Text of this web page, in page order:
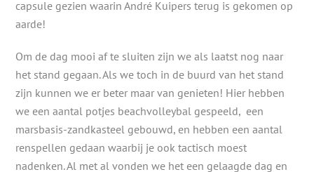
capsule gezien waarin André Kuipers terug is gekomen op
aarde!
Om de dag mooi af te sluiten zijn we als laatst nog naar
het stand gegaan. Als we toch in de buurd van het stand
zijn kunnen we er beter maar van genieten! Hier hebben
we een aantal potjes beachvolleybal gespeeld, een
marsbasis-zandkasteel gebouwd, en hebben een aantal
renspellen gedaan waarbij je ook tactisch moest
nadenken. Al met al vonden we het een gelaagde dag en